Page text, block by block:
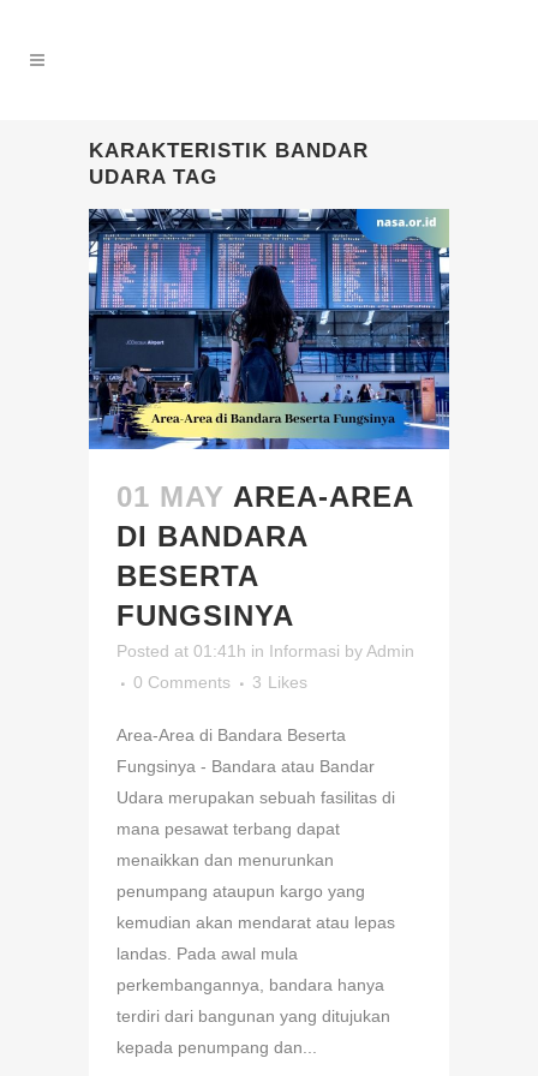
KARAKTERISTIK BANDAR
UDARA TAG
01 MAY AREA-AREA
DI BANDARA
BESERTA
FUNGSINYA
Posted at 01:41h in Informasi byAdmin
0 Comments
3 Likes
Area-Area di Bandara Beserta
Fungsinya - Bandara atau Bandar
Udara merupakan sebuah fasilitas di
mana pesawat terbang dapat
menaikkan dan menurunkan
penumpang ataupun kargo yang
kemudian akan mendarat atau lepas
landas. Pada awal mula
perkembangannya, bandara hanya
terdiri dari bangunan yang ditujukan
kepada penumpang dan...